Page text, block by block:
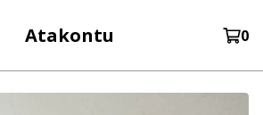
Atakontu 0